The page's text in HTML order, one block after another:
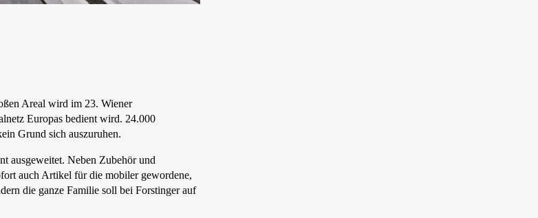
Areal wird im 23. Wiener
Europas bedient wird. 24.000
Grund sich auszuruhen.
ausgeweitet. Neben Zubehör und
auch Artikel für die mobiler gewordene,
die ganze Familie soll bei Forstinger auf